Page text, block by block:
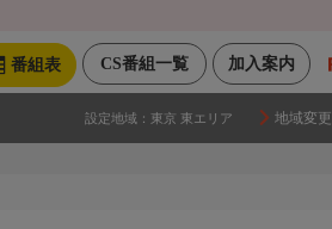
加入案内
CS番組一覧
番組表
設定地域： 東京 東エリア 地域変更